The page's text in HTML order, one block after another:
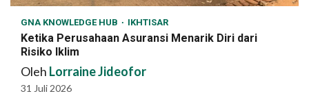
GNA KNOWLEDGE HUB IKHTISAR
Ketika Perusahaan Asuransi Menarik Diri dari
Risiko Iklim
Oleh Lorraine Jideofor
31 Juli 2026